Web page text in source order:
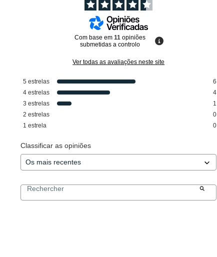
Com base em11 opiniões
submetidas a controlo
Ver todas as avaliações neste site
5 estrelas
6
4 estrelas
4
3 estrelas
1
2 estrelas
0
1 estrela 0
Classificar as opiniões